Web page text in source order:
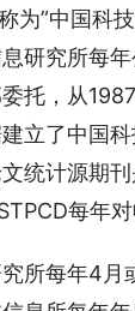
为”中国科
研究所每
托，从
立了中国
统计源期
每年
所每年4月